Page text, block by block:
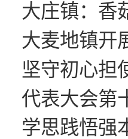
大庄镇：香
大麦地镇开
坚守初心
代表大会第
学思践悟强